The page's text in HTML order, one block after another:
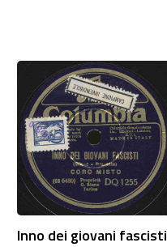
Inno dei giovani fascisti